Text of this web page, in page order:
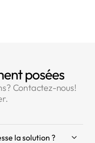
posées
Contactez-nous!
la solution ?